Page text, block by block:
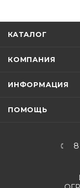
КАТАЛОГ
КОМПАНИЯ
ИНФОРМАЦИЯ
ПОМОЩЬ